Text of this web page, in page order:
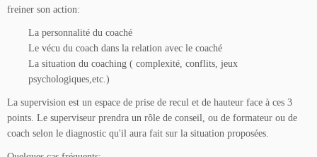
freiner son action:
La personnalité du coaché
Le vécu du coach dans la relation avec le coaché
La situation du coaching ( complexité, conflits, jeux
psychologiques,etc.)
La supervision est un espace de prise de recul et de hauteur face à ces 3
points. Le superviseur prendra un rôle de conseil, ou de formateur ou de
coach selon le diagnostic qu'il aura fait sur la situation proposées.